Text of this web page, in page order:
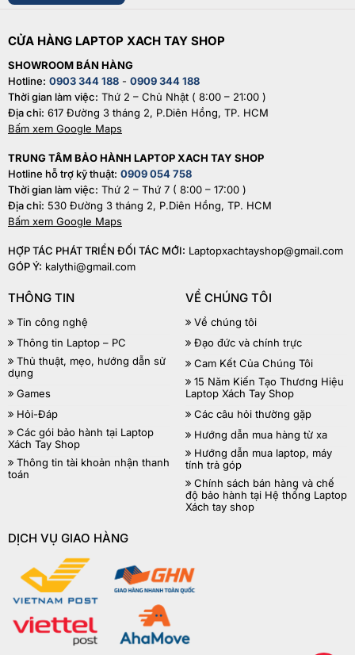
Laptop chính hãng Lenovo LOQ
Ưu điểm của việc sở hữu laptop chính hãng
Xuất xứ: Laptop chính hãng có nguồn gốc xuất xứ rõ ràng,
điều này sẽ dễ khiến cho người dùng yên tâm trong suốt
quá trình sử dụng. Máy được nhập khẩu thông qua con
đường chính ngạch, đóng đầy đủ các loại thuế quan (bao
gồm cả thuế VAT). Khi mua máy, bạn sẽ luôn được xuất hóa
đơn VAT rõ ràng.Đảm bảo FullBox
hàng nguyên seal 100%, nên hoàn toàn có thể yên tâm về
chất lượng và linh kiện máy, cũng như các phụ kiện sạc
tương thích đi kèm.
được bảo hành, hậu mãi tại các trung tâm đại diện chính
Nhược điểm của việc sở hữu laptop chính hãng
Giá thành
: Giá của laptop chính hãng thường cao hơn
tương đối so với các sản phẩm laptop xách tay.Ít sự lựa
chọn: Các mẫu laptop chính hãng có thiết kế bị giới hạn
cho từng thị trường, chính vì vậy bạn sẽ rất khó tìm thấy sự
đa dạng. Tuy nhiên thì với số lượng các thương hiệu laptop
chính hãng tại Việt Nam hiện nay, thì sự hạn chế này cũng
không phải là quá lớn.
CỬA HÀNG LAPTOP XACH TAY SHOP
SHOWROOM BÁN HÀNG
Hotline: 0903 344 188 - 0909 344 188
Thời gian làm việc: Thứ 2 – Chủ Nhật ( 8:00 – 21:00 )
Địa chỉ: 617 Đường 3 tháng 2, P.Diên Hồng, TP. HCM
Bấm xem Google Maps
TRUNG TÂM BẢO HÀNH LAPTOP XACH TAY SHOP
Hotline hỗ trợ kỹ thuật: 0909 054 758
Thời gian làm việc: Thứ 2 – Thứ 7 ( 8:00 – 17:00 )
Địa chỉ: 530 Đường 3 tháng 2, P.Diên Hồng, TP. HCM
Bấm xem Google Maps
HỢP TÁC PHÁT TRIỂN ĐỐI TÁC MỚI: Laptopxachtayshop@gmail.com
GÓP Ý: kalythi@gmail.com
THÔNG TIN
Tin công nghệ
Thông tin Laptop – PC
Thủ thuật, mẹo, hướng dẫn sử
dụng
Games
Hỏi-Đáp
Các gói bảo hành tại Laptop
Xách Tay Shop
Thông tin tài khoản nhận thanh
toán
VỀ CHÚNG TÔI
Về chúng tôi
Đạo đức và chính trực
Cam Kết Của Chúng Tôi
15 Năm Kiến Tạo Thương Hiệu
Laptop Xách Tay Shop
Các câu hỏi thường gặp
Hướng dẫn mua hàng từ xa
Hướng dẫn mua laptop, máy
tính trả góp
Chính sách bán hàng và chế
độ bảo hành tại Hệ thống Laptop
Xách tay shop
DỊCH VỤ GIAO HÀNG